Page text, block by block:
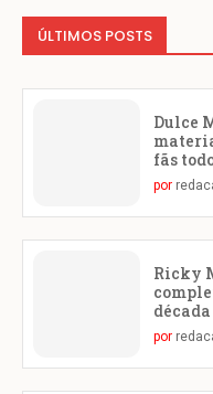
ÚLTIMOS POSTS
Dulce
fãs
por
Ricky
década
por